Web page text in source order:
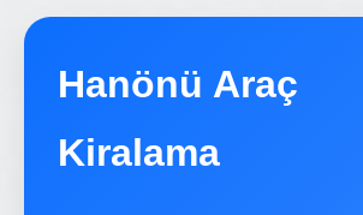
Hanönü Araç
Kiralama